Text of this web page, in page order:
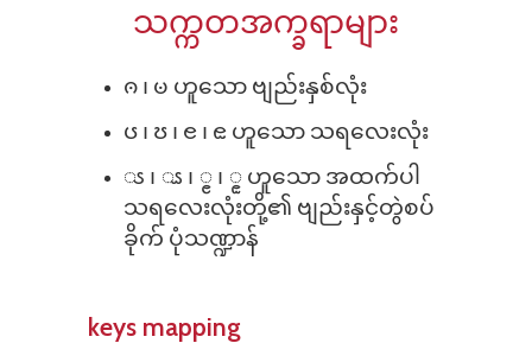
သက္ကတအက္ခရာများ
ၐ ၊ ၑ ဟူသော ဗျည်းနှစ်လုံး
ၒ ၊ ၓ ၊ ၔ ၊ ၕ ဟူသော သရလေးလုံး
ၖ ၊ ၗ ၊ ၘ ၊ ၙ ဟူသော အထက်ပါ
သ⁠ရလေးလုံးတို့၏ ⁠ဗျည်းနှင့်တွဲစပ်
ခိုက် ပုံသဏ္ဍာန်
keys mapping